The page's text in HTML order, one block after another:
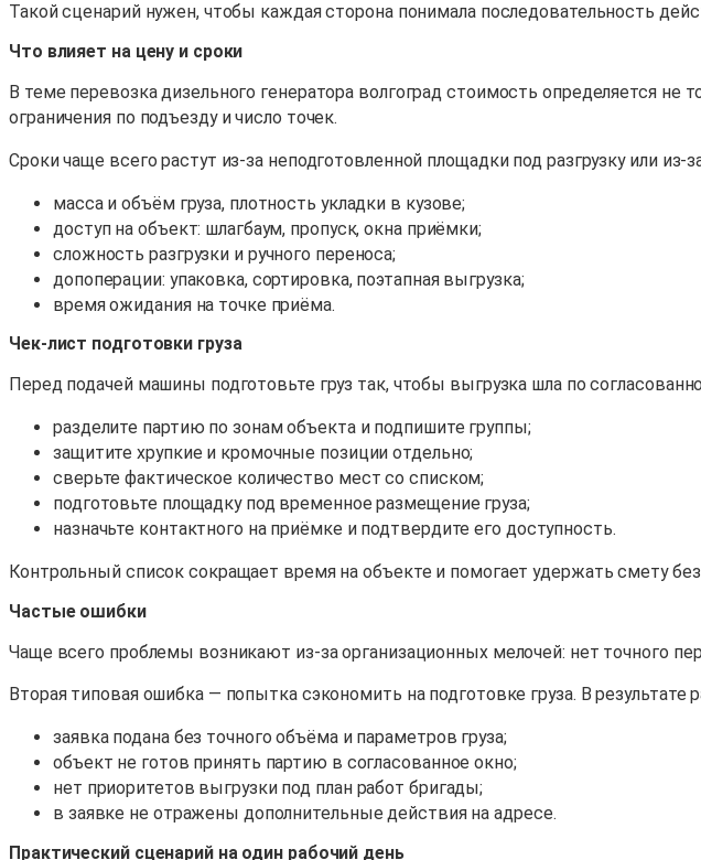
Такой сценарий нужен, чтобы каждая сторона понимала последовательность
Что влияет на цену и сроки
В теме перевозка дизельного генератора волгоград стоимость определяется
ограничения по подъезду и число точек.
Сроки чаще всего растут из-за неподготовленной площадки под разгрузку или
масса и объём груза, плотность укладки в кузове;
доступ на объект: шлагбаум, пропуск, окна приёмки;
сложность разгрузки и ручного переноса;
допоперации: упаковка, сортировка, поэтапная выгрузка;
время ожидания на точке приёма.
Чек-лист подготовки груза
Перед подачей машины подготовьте груз так, чтобы выгрузка шла по
разделите партию по зонам объекта и подпишите группы;
защитите хрупкие и кромочные позиции отдельно;
сверьте фактическое количество мест со списком;
подготовьте площадку под временное размещение груза;
назначьте контактного на приёмке и подтвердите его доступность.
Контрольный список сокращает время на объекте и помогает удержать смету
Частые ошибки
Чаще всего проблемы возникают из-за организационных мелочей: нет точного
Вторая типовая ошибка — попытка сэкономить на подготовке груза. В
заявка подана без точного объёма и параметров груза;
объект не готов принять партию в согласованное окно;
нет приоритетов выгрузки под план работ бригады;
в заявке не отражены дополнительные действия на адресе.
Практический сценарий на один рабочий день